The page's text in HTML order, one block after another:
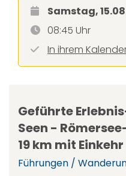
Samstag,
08:45 Uhr
In ihrem
Geführte
Seen -
19 km mit Einkehr
Führungen /